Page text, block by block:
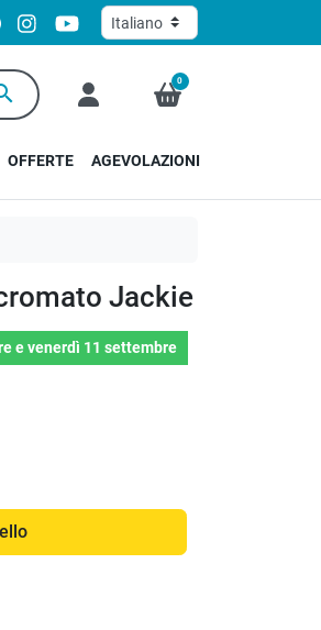
0
OFFERTE AGEVOLAZIONI
Jackie
evenerdì 11 settembre